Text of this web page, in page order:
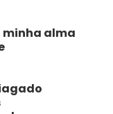
minha alma